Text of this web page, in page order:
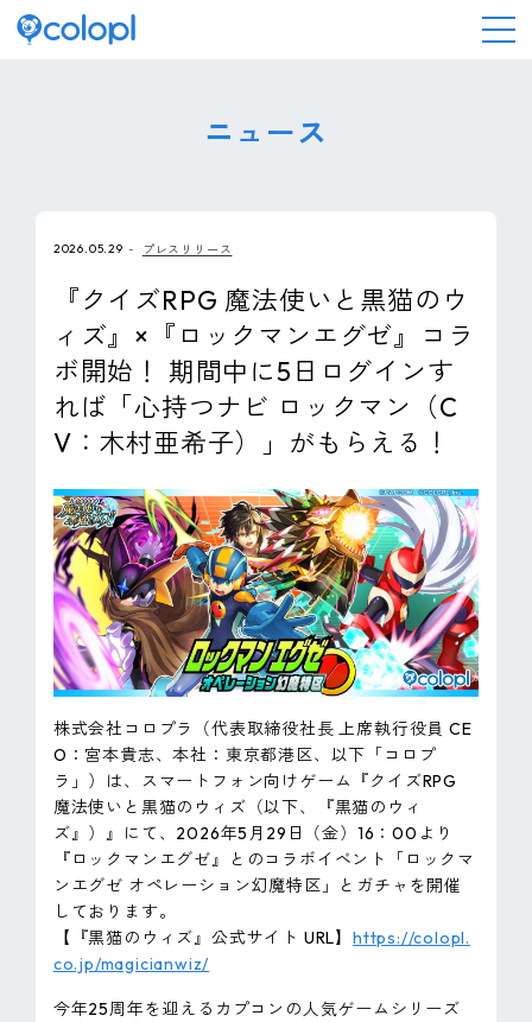
IR情報
採用情報
ピンマーク
EN
ニュース
2026.05.29 プレスリリース
『クイズRPG 魔法使いと黒猫のウ
ィズ』×『ロックマンエグゼ』コラ
ボ開始！ 期間中に5日ログインす
れば「心持つナビ ロックマン（C
V：木村亜希子）」がもらえる！
株式会社コロプラ（代表取締役社長 上席執行役員 CE
O：宮本貴志、本社：東京都港区、以下「コロプ
ラ」）は、スマートフォン向けゲーム『クイズRPG
魔法使いと黒猫のウィズ（以下、『黒猫のウィ
ズ』）』にて、2026年5月29日（金）16：00より
『ロックマンエグゼ』とのコラボイベント「ロックマ
ンエグゼ オペレーション幻魔特区」とガチャを開催
しております。
【『黒猫のウィズ』公式サイト URL】https://colopl.
co.jp/magicianwiz/
今年25周年を迎えるカプコンの人気ゲームシリーズ